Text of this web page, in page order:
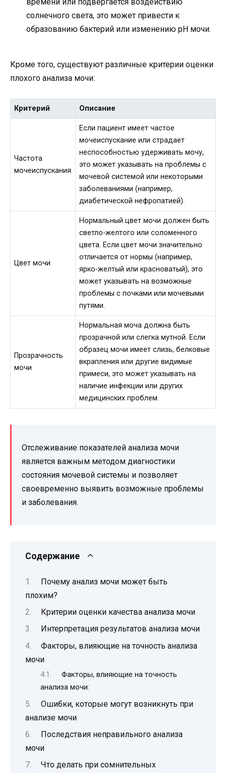
солнечного света, это может привести к
образованию бактерий или изменению pH мочи.
Кроме того, существуют различные критерии оценки
плохого анализа мочи:
Критерий Описание
Частота
мочеиспускания
Если пациент имеет частое
мочеиспускание или страдает
неспособностью удерживать мочу,
это может указывать на проблемы с
мочевой системой или некоторыми
заболеваниями (например,
диабетической нефропатией).
Цвет мочи
Нормальный цвет мочи должен быть
светло-желтого или соломенного
цвета. Если цвет мочи значительно
отличается от нормы (например,
ярко-желтый или красноватый), это
может указывать на возможные
проблемы с почками или мочевыми
путями.
Прозрачность
мочи
Нормальная моча должна быть
прозрачной или слегка мутной. Если
образец мочи имеет слизь, белковые
вкрапления или другие видимые
примеси, это может указывать на
наличие инфекции или других
медицинских проблем.
Отслеживание показателей анализа мочи
является важным методом диагностики
состояния мочевой системы и позволяет
своевременно выявить возможные проблемы
и заболевания.
Содержание
Почему анализ мочи может быть
плохим?
Критерии оценки качества анализа мочи
Интерпретация результатов анализа мочи
Факторы, влияющие на точность анализа
мочи
Факторы, влияющие на точность
анализа мочи:
Ошибки, которые могут возникнуть при
анализе мочи
Последствия неправильного анализа
мочи
Что делать при сомнительных